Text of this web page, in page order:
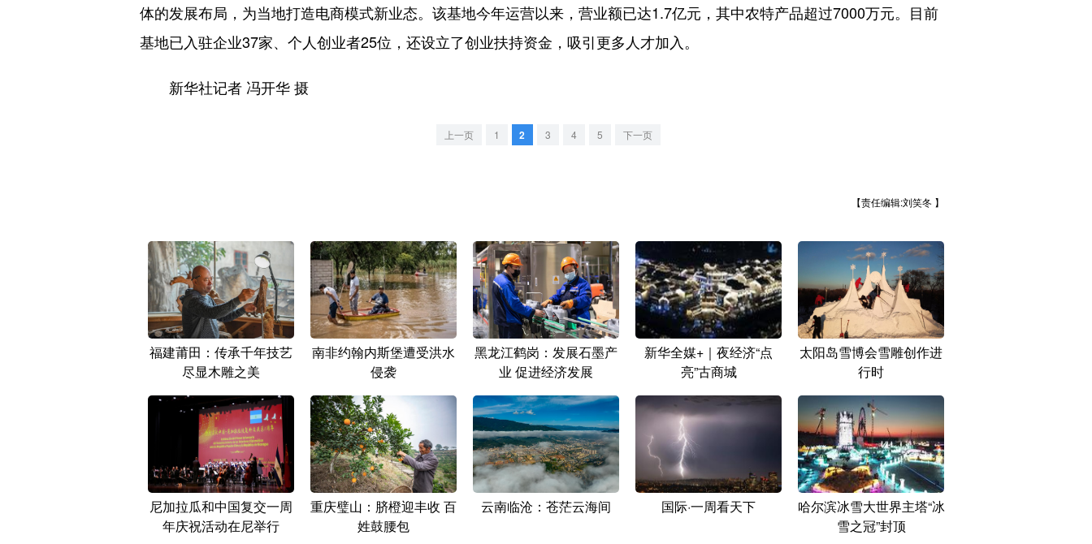
体的发展布局，为当地打造电商模式新业态。该基地今年运营以来，营业额已达1.7亿元，其中农特产品超过7000万元。目前
基地已入驻企业37家、个人创业者25位，还设立了创业扶持资金，吸引更多人才加入。
新华社记者 冯开华 摄
上一页 1 2 3 4 5 下一页
【责任编辑:刘笑冬 】
福建莆田：传承千年技艺
尽显木雕之美
南非约翰内斯堡遭受洪水
侵袭
黑龙江鹤岗：发展石墨产
业 促进经济发展
新华全媒+｜夜经济“点
亮”古商城
太阳岛雪博会雪雕创作进
行时
尼加拉瓜和中国复交一周
年庆祝活动在尼举行
重庆璧山：脐橙迎丰收 百
姓鼓腰包
云南临沧：苍茫云海间 国际·一周看天下
哈尔滨冰雪大世界主塔“冰
雪之冠”封顶